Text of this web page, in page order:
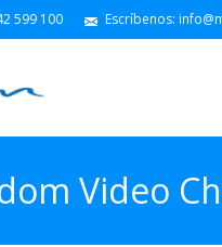
599 100 Escríbenos:
Video